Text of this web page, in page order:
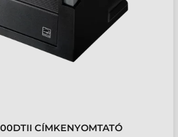
CÍMKENYOMTATÓ